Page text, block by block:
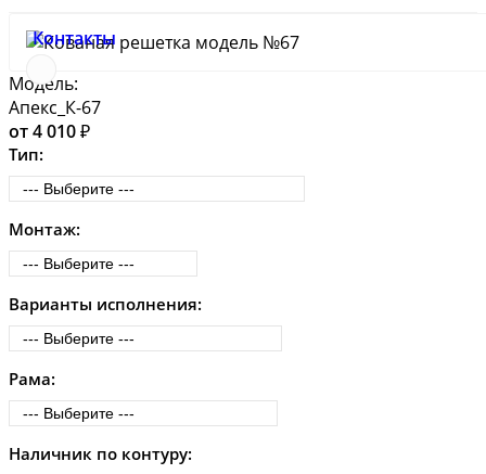
Контакты
Модель:
Апекс_К-67
от 4 010 ₽
Тип:
Монтаж:
Варианты исполнения:
Рама:
Наличник по контуру: